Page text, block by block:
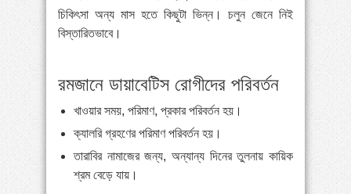
চিকিৎসা অন্য মাস হতে কিছুটা ভিন্ন। চলুন জেনে নিই
বিস্তারিতভাবে।
রমজানে ডায়াবেটিস রোগীদের পরিবর্তন
খাওয়ার সময়, পরিমাণ, প্রকার পরিবর্তন হয়।
ক্যালরি গ্রহণের পরিমাণ পরিবর্তন হয়।
তারাবির নামাজের জন্য, অন্যান্য দিনের তুলনায় কায়িক
শ্রম বেড়ে যায়।